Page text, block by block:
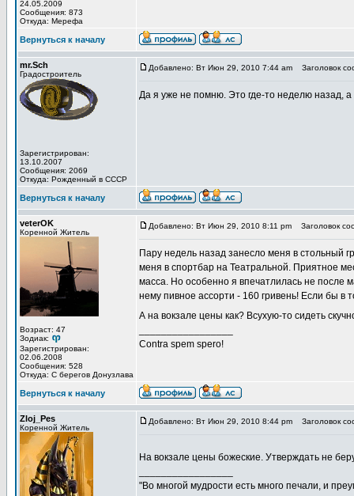
24.05.2009
Сообщения: 873
Откуда: Мерефа
Вернуться к началу
mr.Sch
Градостроитель
Зарегистрирован:
13.10.2007
Сообщения: 2069
Откуда: Рожденный в СССР
Добавлено: Вт Июн 29, 2010 7:44 am Заголовок
Да я уже не помню. Это где-то неделю назад,
Вернуться к началу
veterOK
Коренной Житель
Возраст: 47
Зодиак:
Зарегистрирован:
02.06.2008
Сообщения: 528
Откуда: С берегов Донузлава
Добавлено: Вт Июн 29, 2010 8:11 pm Заголовок
Пару недель назад занесло меня в стольный
меня в спортбар на Театральной. Приятное
масса. Но особенно я впечатлилась не после
нему пивное ассорти - 160 гривень! Если бы в
А на вокзале цены как? Всухую-то сидеть
Contra spem spero!
Вернуться к началу
Zloj_Pes
Коренной Житель
Добавлено: Вт Июн 29, 2010 8:44 pm Заголовок
На вокзале цены божеские. Утверждать не
"Во многой мудрости есть много печали, и